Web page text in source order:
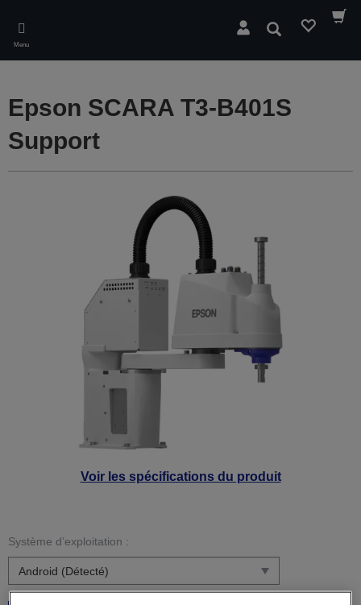
main
content
Menu
Rechercher
Voir les spécifications du produit
Epson SCARA T3-B401S
Support
Système d’exploitation :